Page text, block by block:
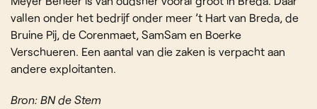
vallen onder het bedrijf onder meer ’t Hart van Breda, de
Bruine Pij, de Corenmaet, SamSam en Boerke
Verschueren. Een aantal van die zaken is verpacht aan
andere exploitanten.
Bron: BN de Stem